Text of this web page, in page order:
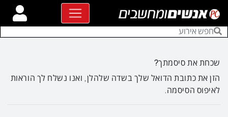
שכחת את סיסמתך?
הזן את כתובת הדואל שלך בשדה שלהלן, ואנו נשלח לך הוראות
לאיפוס הסיסמה.